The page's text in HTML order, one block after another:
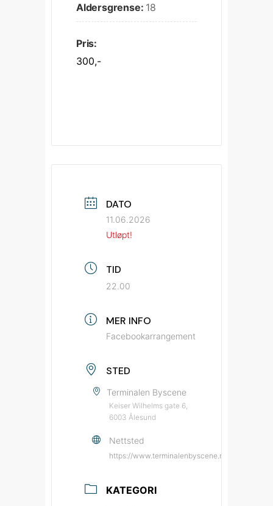
Aldersgrense: 18
Pris:
300,-
DATO
11.06.2026
Utløpt!
TID
22.00
MER INFO
Facebookarrangement
STED
Terminalen Byscene
Keiser Wilhelms gate 6,
6003 Ålesund
Nettsted
https://www.terminalenbyscene.no/
KATEGORI